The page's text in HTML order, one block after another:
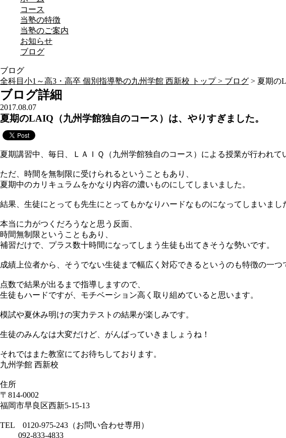
コース
当塾の特徴
当塾のご案内
お知らせ
ブログ
ブログ
全科目小1～高3・高卒 個別指導塾の九州学館 西新校 トップ > ブログ > 夏期の
ブログ詳細
2017.08.07
夏期のLAIQ（九州学館独自のコース）は、やりすぎました。
夏期講習中、毎日、ＬＡＩＱ（九州学館独自のコース）による授業が行われて
ただ、時間を無制限に受けられるということもあり、
夏期中のカリキュラムをかなり内容の濃いものにしてしまいました。
結果、生徒にとっても先生にとってもかなりハードなものになってしまいまし
本当に力がつくだろうなと思う反面、
時間無制限ということもあり、
補習だけで、プラス数十時間になってしまう生徒も出てきそうな勢いです。
成績上位者から、そうでない生徒まで幅広く対応できるというのも特徴の一つ
点数で結果が出るまで指導しますので、
生徒もハードですが、モチベーション高く取り組めていると思います。
模試や夏休み明けの実力テストの結果が楽しみです。
生徒のみんなは大変だけど、がんばっていきましょうね！
それではまた教室にてお待ちしております。
九州学館 西新校
住所
〒814-0002
福岡市早良区西新5-15-13
TEL 0120-975-243（お問い合わせ専用）
092-833-4833